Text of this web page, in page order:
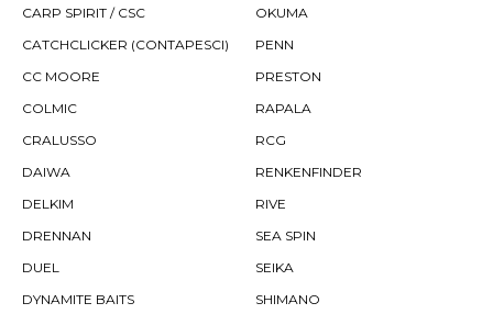
CARP SPIRIT / CSC
CATCHCLICKER (CONTAPESCI)
CC MOORE
COLMIC
CRALUSSO
DAIWA
DELKIM
DRENNAN
DUEL
DYNAMITE BAITS
OKUMA
PENN
PRESTON
RAPALA
RCG
RENKENFINDER
RIVE
SEA SPIN
SEIKA
SHIMANO